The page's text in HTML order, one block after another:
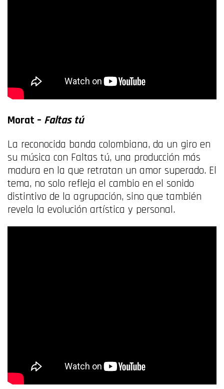
Morat – Faltas tú
La reconocida banda colombiana, da un giro en
su música con Faltas tú, una producción más
madura en la que retratan un amor superado. El
tema, no solo refleja el cambio en el sonido
distintivo de la agrupación, sino que también
revela la evolución artística y personal.